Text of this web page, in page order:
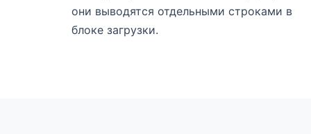
они выводятся отдельными строками в
блоке загрузки.